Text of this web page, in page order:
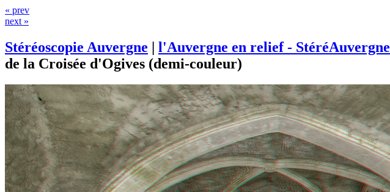
« prev
next »
Stéréoscopie Auvergne | l'Auvergne en relief - StéréAuvergne
de la Croisée d'Ogives (demi-couleur)